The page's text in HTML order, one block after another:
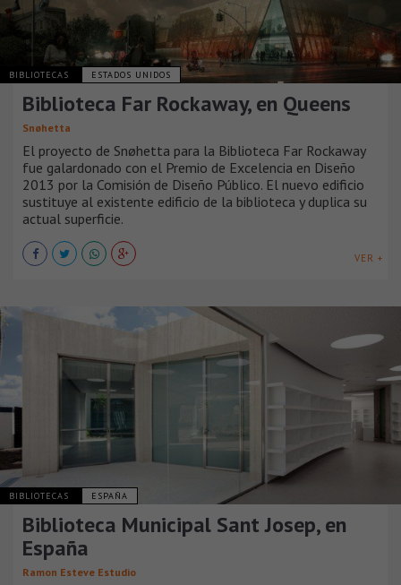
BIBLIOTECAS ESTADOS UNIDOS
Biblioteca Far Rockaway, en Queens
Snøhetta
El proyecto de Snøhetta para la Biblioteca Far Rockaway
fue galardonado con el Premio de Excelencia en Diseño
2013 por la Comisión de Diseño Público. El nuevo edificio
sustituye al existente edificio de la biblioteca y duplica su
actual superficie.
VER +
BIBLIOTECAS ESPAÑA
Biblioteca Municipal Sant Josep, en
España
Ramon Esteve Estudio